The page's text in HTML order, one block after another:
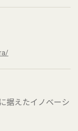
据えたイノベーシ